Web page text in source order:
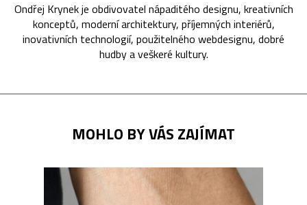
Ondřej Krynek je obdivovatel nápaditého designu, kreativních
konceptů, moderní architektury, příjemných interiérů,
inovativních technologií, použitelného webdesignu, dobré
hudby a veškeré kultury.
MOHLO BY VÁS ZAJÍMAT